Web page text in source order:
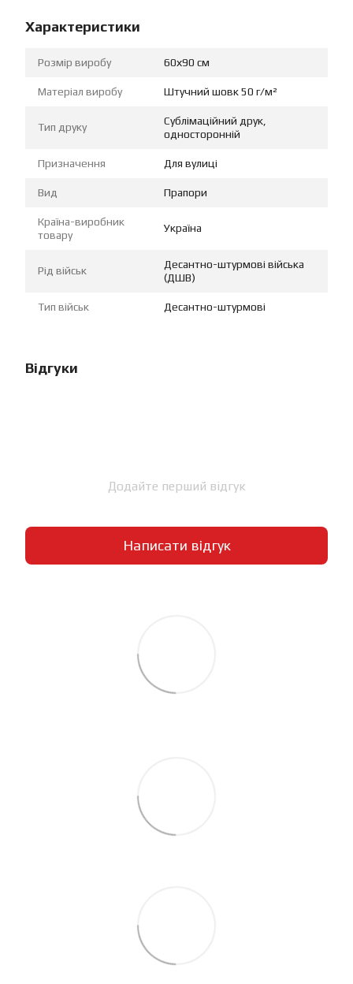
Характеристики
Розмір виробу 60х90 см
Матеріал виробу Штучний шовк 50 г/м²
Тип друку
Сублімаційний друк,
односторонній
Призначення Для вулиці
Вид Прапори
Країна-виробник
товару
Україна
Рід військ
Десантно-штурмові війська
(ДШВ)
Тип військ Десантно-штурмові
Відгуки
Додайте перший відгук
Написати відгук